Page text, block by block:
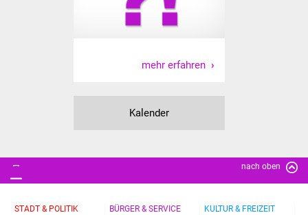
Ausschreibung
Ausschreibung
Gewerbeverzeichnis
Gewerbe - Selbsteintrag
mehr erfahren
Kalender
nach oben
STADT & POLITIK BÜRGER & SERVICE KULTUR & FREIZEIT